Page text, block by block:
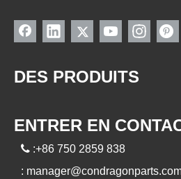
DES PRODUITS
ENTRER EN
 :+86 750 2859 838
: